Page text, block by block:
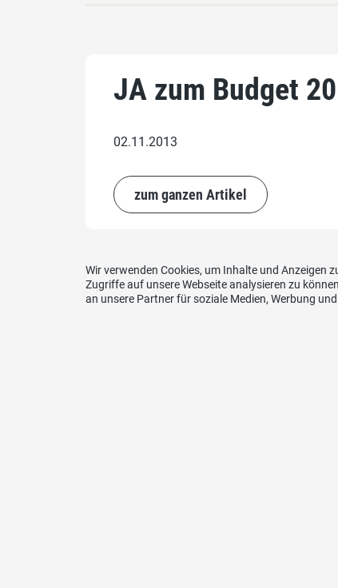
JA zum Budget
02.11.2013
zum ganzen Artikel
Wir verwenden Cookies, um Inhalte und Anzeigen
Zugriffe auf unsere Webseite analysieren zu
an unsere Partner für soziale Medien, Werbung